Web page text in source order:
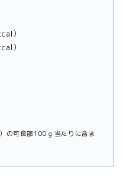
）
）
の可食部100ｇ当たりに含ま